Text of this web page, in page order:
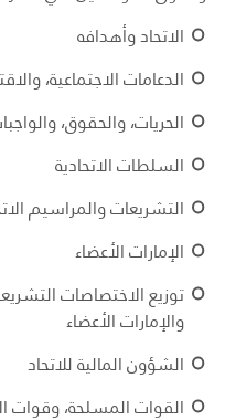
الاتحاد وأهدافه
الدعامات الاجتماعية،
الحريات، والحقوق،
السلطات الاتحادية
التشريعات والمراسيم
الإمارات الأعضاء
توزيع الاختصاصات
والإمارات الأعضاء
الشؤون المالية للاتحاد
القوات المسلحة، وقوات